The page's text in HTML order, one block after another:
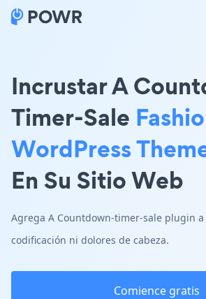
Incrustar A
Timer-Sale
WordPress
En Su Sitio Web
Agrega A Countdown-timer-sale plugin
codificación ni dolores de cabeza.
Comience gratis